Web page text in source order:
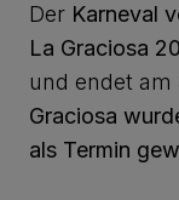
Der Karneval
La Graciosa
und endet am
Graciosa
als Termin